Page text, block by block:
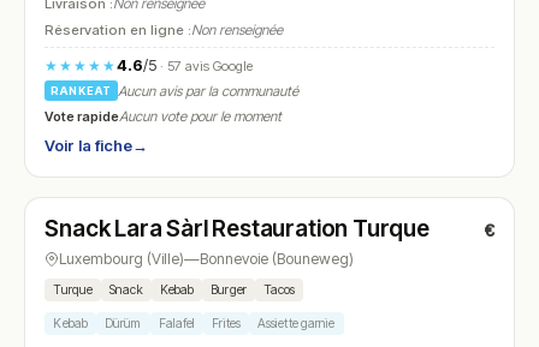
Livraison :Non renseignée
Réservation en ligne :Non renseignée
★★★★★4.6/5· 57 avis Google
RANKEAT
Aucun avis par la communauté
Vote rapideAucun vote pour le moment
Voir la fiche→
N° 11
Snack Lara Sàrl Restauration Turque €
Luxembourg (Ville)—Bonnevoie (Bouneweg)
Turque Snack Kebab Burger Tacos
Kebab Dürüm Falafel Frites Assiette garnie